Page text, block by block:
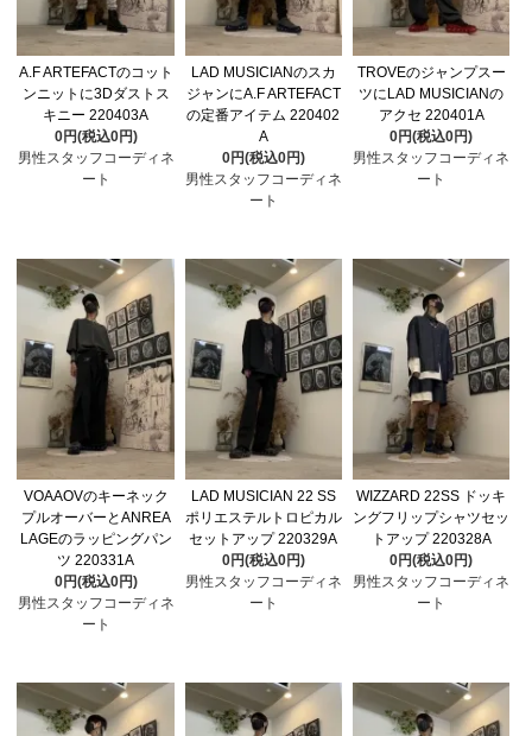
A.F ARTEFACTのコット
ンニットに3Dダストス
キニー 220403A
0円(税込0円)
男性スタッフコーディネ
ート
LAD MUSICIANのスカ
ジャンにA.F ARTEFACT
の定番アイテム 220402
A
0円(税込0円)
男性スタッフコーディネ
ート
TROVEのジャンプスー
ツにLAD MUSICIANの
アクセ 220401A
0円(税込0円)
男性スタッフコーディネ
ート
VOAAOVのキーネック
プルオーバーとANREA
LAGEのラッピングパン
ツ 220331A
0円(税込0円)
男性スタッフコーディネ
ート
LAD MUSICIAN 22 SS
ポリエステルトロピカル
セットアップ 220329A
0円(税込0円)
男性スタッフコーディネ
ート
WIZZARD 22SS ドッキ
ングフリップシャツセッ
トアップ 220328A
0円(税込0円)
男性スタッフコーディネ
ート